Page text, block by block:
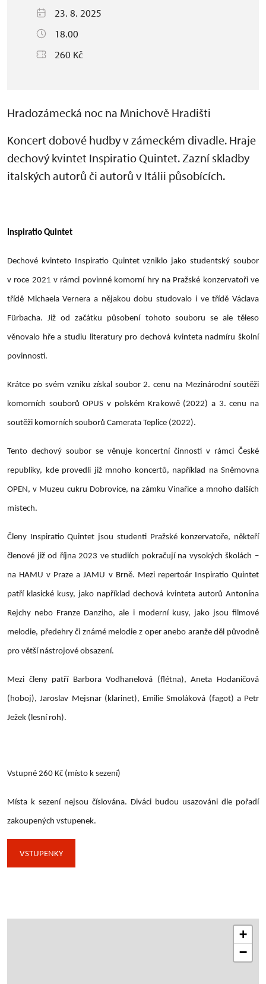
23. 8. 2025
18.00
260 Kč
Hradozámecká noc na Mnichově Hradišti
Koncert dobové hudby v zámeckém divadle. Hraje
dechový kvintet Inspiratio Quintet. Zazní skladby
italských autorů či autorů v Itálii působících.
Inspiratio Quintet
Dechové kvinteto Inspiratio Quintet vzniklo jako studentský soubor
v roce 2021 v rámci povinné komorní hry na Pražské konzervatoři ve
třídě Michaela Vernera a nějakou dobu studovalo i ve třídě Václava
Fürbacha. Již od začátku působení tohoto souboru se ale těleso
věnovalo hře a studiu literatury pro dechová kvinteta nadmíru školní
povinnosti.
Krátce po svém vzniku získal soubor 2. cenu na Mezinárodní soutěži
komorních souborů OPUS v polském Krakowě (2022) a 3. cenu na
soutěži komorních souborů Camerata Teplice (2022).
Tento dechový soubor se věnuje koncertní činnosti v rámci České
republiky, kde provedli již mnoho koncertů, například na Sněmovna
OPEN, v Muzeu cukru Dobrovice, na zámku Vinařice a mnoho dalších
místech.
Členy Inspiratio Quintet jsou studenti Pražské konzervatoře, někteří
členové již od října 2023 ve studiích pokračují na vysokých školách –
na HAMU v Praze a JAMU v Brně. Mezi repertoár Inspiratio Quintet
patří klasické kusy, jako například dechová kvinteta autorů Antonína
Rejchy nebo Franze Danziho, ale i moderní kusy, jako jsou filmové
melodie, předehry či známé melodie z oper anebo aranže děl původně
pro větší nástrojové obsazení.
Mezi členy patří Barbora Vodhanelová (flétna), Aneta Hodaničová
(hoboj), Jaroslav Mejsnar (klarinet), Emilie Smoláková (fagot) a Petr
Ježek (lesní roh).
Vstupné 260 Kč (místo k sezení)
Místa k sezení nejsou číslována. Diváci budou usazováni dle pořadí
zakoupených vstupenek.
VSTUPENKY
+
−